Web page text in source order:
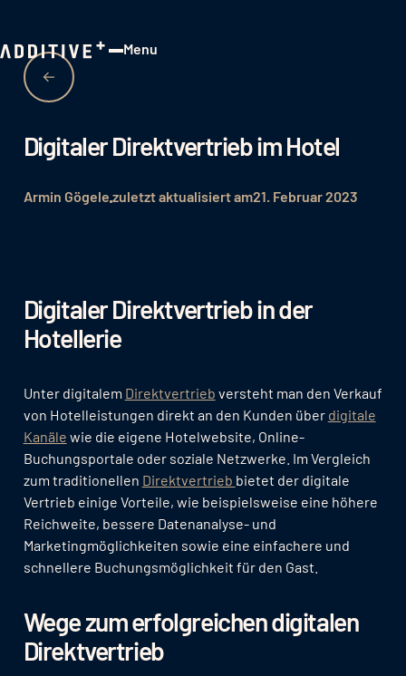
Menu
Digitaler Direktvertrieb im Hotel
Armin Gögelezuletzt aktualisiert am21. Februar 2023
Digitaler Direktvertrieb in der
Hotellerie
Unter digitalem Direktvertrieb versteht man den Verkauf
von Hotelleistungen direkt an den Kunden über digitale
Kanäle wie die eigene Hotelwebsite, Online-
Buchungsportale oder soziale Netzwerke. Im Vergleich
zum traditionellen Direktvertrieb bietet der digitale
Vertrieb einige Vorteile, wie beispielsweise eine höhere
Reichweite, bessere Datenanalyse- und
Marketingmöglichkeiten sowie eine einfachere und
schnellere Buchungsmöglichkeit für den Gast.
Wege zum erfolgreichen digitalen
Direktvertrieb